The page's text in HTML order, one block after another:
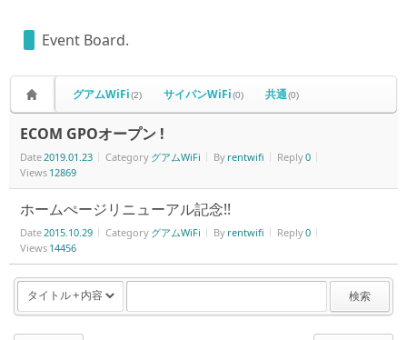
Event Board.
グアムWiFi(2) サイパンWiFi(0) 共通(0)
ECOM GPOオープン !
Date2019.01.23 Category グアムWiFi By rentwifi Reply0
Views 12869
ホームぺージリニューアル記念!!
Date2015.10.29 Category グアムWiFi By rentwifi Reply0
Views 14456
検索